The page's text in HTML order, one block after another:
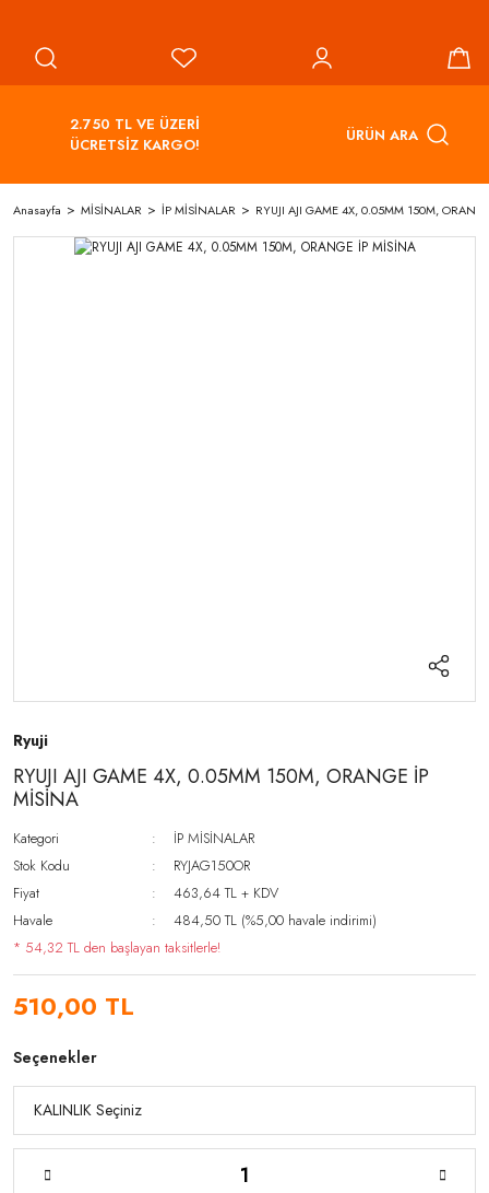
2.750 TL VE ÜZERİ
ÜCRETSİZ KARGO!
ÜRÜN ARA
Anasayfa MİSİNALAR İP MİSİNALAR RYUJI AJI GAME 4X, 0.05MM 150M,
Ryuji
RYUJI AJI GAME 4X, 0.05MM 150M, ORANGE İP
MİSİNA
Kategori
İP MİSİNALAR
Stok Kodu
RYJAG150OR
Fiyat
463,64 TL + KDV
Havale
484,50 TL (%5,00 havale indirimi)
* 54,32 TL den başlayan taksitlerle!
510,00 TL
Seçenekler